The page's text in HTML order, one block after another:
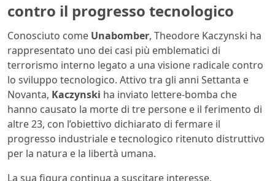
contro il progresso tecnologico
Conosciuto come Unabomber, Theodore Kaczynski ha
rappresentato uno dei casi più emblematici di
terrorismo interno legato a una visione radicale contro
lo sviluppo tecnologico. Attivo tra gli anni Settanta e
Novanta, Kaczynski ha inviato lettere-bomba che
hanno causato la morte di tre persone e il ferimento di
altre 23, con l’obiettivo dichiarato di fermare il
progresso industriale e tecnologico ritenuto distruttivo
per la natura e la libertà umana.
La sua figura continua a suscitare interesse,